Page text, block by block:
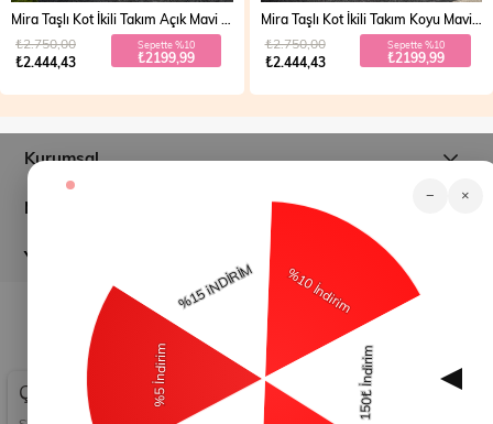
₺2.444,43
₺2.750,00 Sepette %10
₺2199,99
Mira Taşlı Kot İkili Takım Koyu Mavi 19286
₺2.444,43
₺2.750,00 Sepette %10
₺2199,99
Kurumsal
Müşteri İlişkileri
Yardım
modamihram.com - Tüm Hakları Saklıdır.
Çerez Kullanımı
− ×